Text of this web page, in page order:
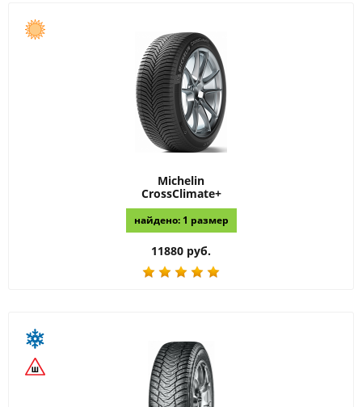
Michelin
CrossClimate+
найдено: 1 размер
11880 руб.